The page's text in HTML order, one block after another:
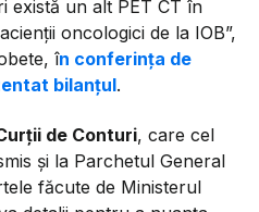
există un alt PET CT în
oncologici de la IOB”,
în conferința de
bilanțul.
de Conturi, care cel
şi la Parchetul General
făcute de Ministerul